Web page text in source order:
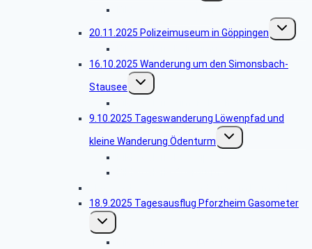
20.11.2025 Polizeimuseum in Göppingen
16.10.2025 Wanderung um den Simonsbach-
Stausee
Untermenü
umschalten
9.10.2025 Tageswanderung Löwenpfad und
kleine Wanderung Ödenturm
Untermenü
umschalten
18.9.2025 Tagesausflug Pforzheim Gasometer
Untermenü
umschalten